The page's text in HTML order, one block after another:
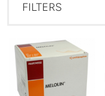
FILTERS